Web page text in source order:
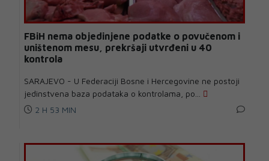
FBiH nema objedinjene podatke o povučenom i
uništenom mesu, prekršaji utvrđeni u 40
kontrola
SARAJEVO - U Federaciji Bosne i Hercegovine ne postoji
jedinstvena baza podataka o kontrolama, po...
2 H 53 MIN